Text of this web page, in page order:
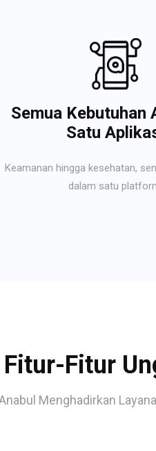
Semua Kebutuhan
Satu
Keamanan hingga kesehatan,
dalam satu
Fitur-Fitur
Menghadirkan